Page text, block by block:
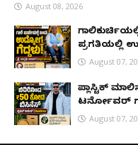
August 08, 2026
ಪ್ರಗತಿಯಲ್ಲಿ
August 07,
ಪ್ಲಾಸ್ಟಿಕ್
ಟರ್ನೋವರ್
August 07,